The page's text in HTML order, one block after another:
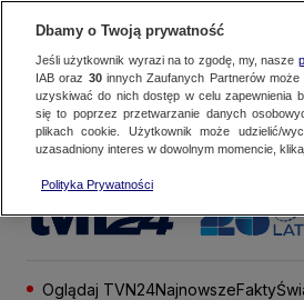
Oglądaj TVN24NajnowszeFakty
Dbamy o Twoją prywatność
Jeśli użytkownik wyrazi na to zgodę, my, nasze
IAB oraz 30innych Zaufanych Partnerów
uzyskiwać do nich dostęp w celu zapewnienia
się to poprzez przetwarzanie danych
plikach cookie. Użytkownik może udzielić/
uzasadniony interes w dowolnym momencie,
Polityka Prywatności